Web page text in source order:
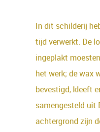
In dit schilderij
tijd verwerkt. De
ingeplakt
het werk; de wax
bevestigd, kleeft
samengesteld uit
achtergrond zijn